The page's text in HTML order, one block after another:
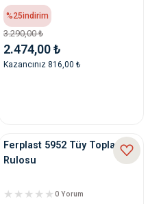
%25indirim
3.290,00 ₺
2.474,00 ₺
Kazancınız 816,00 ₺
Ferplast 5952 Tüy Toplama
Rulosu
0 Yorum